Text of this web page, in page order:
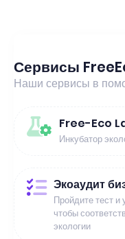
Сервисы
Наши сервисы в
Free-Eco
Инкубатор
Экоаудит
Пройдите тест и
чтобы
экологии